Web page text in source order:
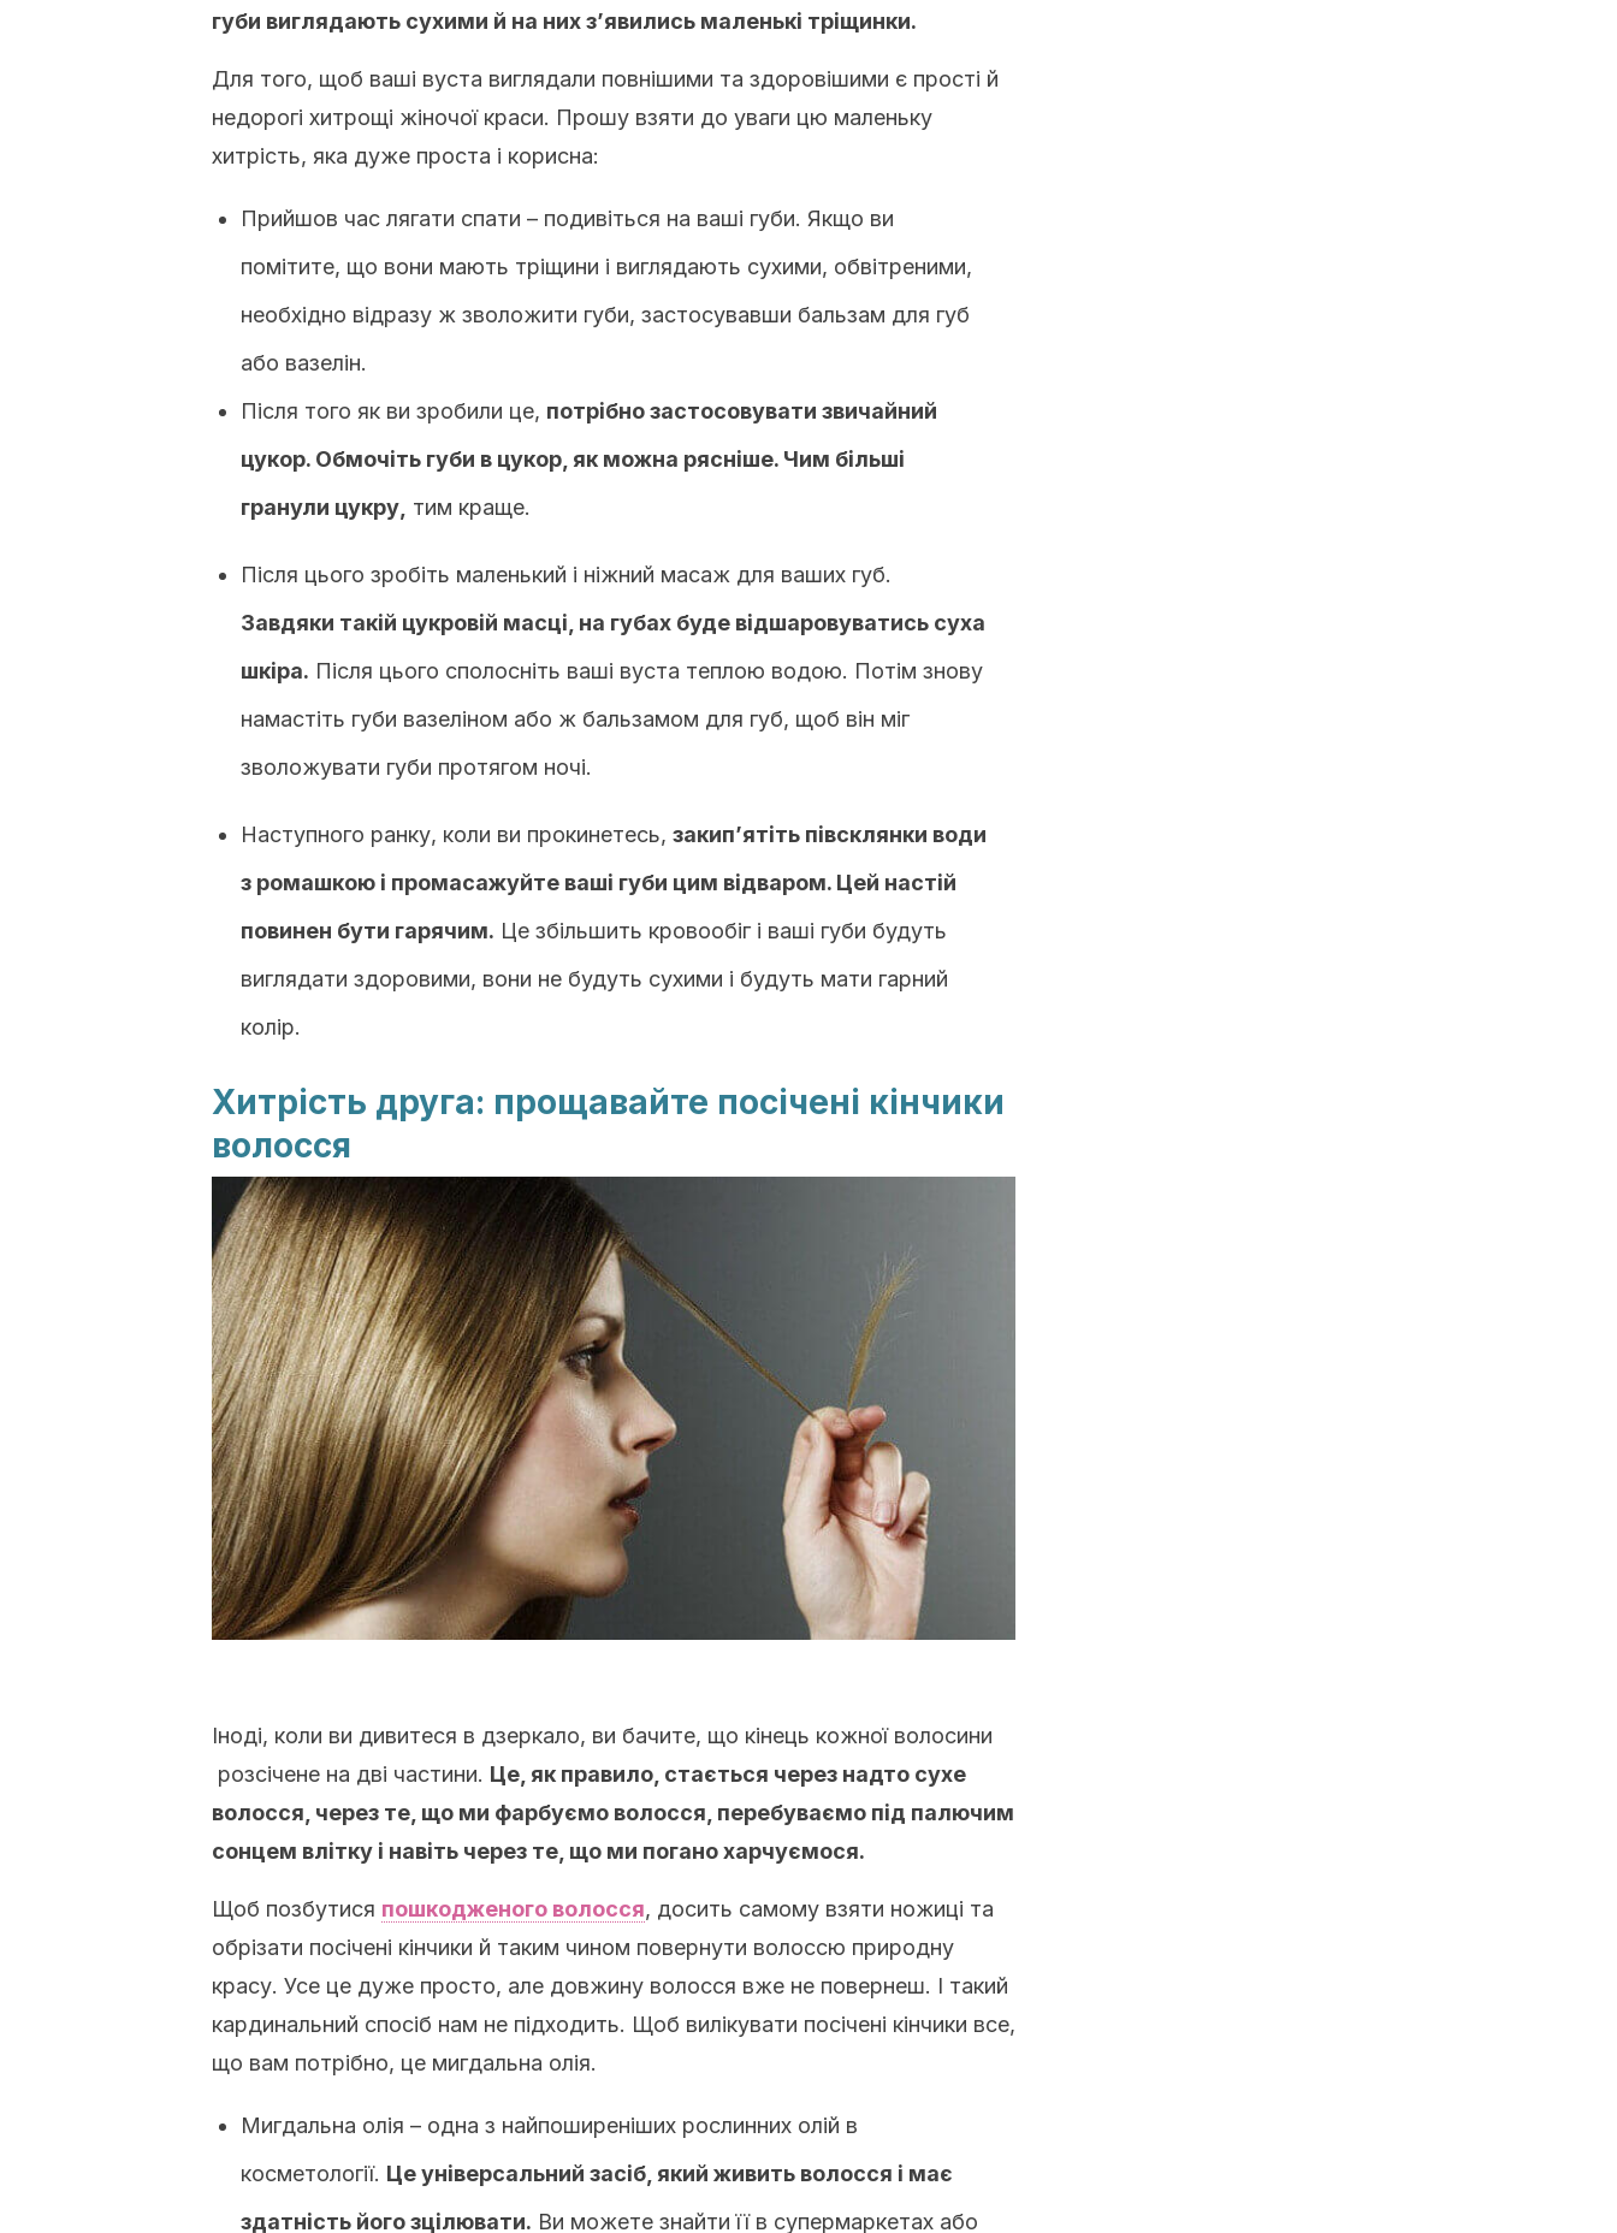
губи виглядають сухими й на них з’явились маленькі тріщинки.
Для того, щоб ваші вуста виглядали повнішими та здоровішими є прості й
недорогі хитрощі жіночої краси. Прошу взяти до уваги цю маленьку
хитрість, яка дуже проста і корисна:
Прийшов час лягати спати – подивіться на ваші губи. Якщо ви
помітите, що вони мають тріщини і виглядають сухими, обвітреними,
необхідно відразу ж зволожити губи, застосувавши бальзам для губ
або вазелін.
Після того як ви зробили це, потрібно застосовувати звичайний
цукор. Обмочіть губи в цукор, як можна рясніше. Чим більші
гранули цукру, тим краще.
Після цього зробіть маленький і ніжний масаж для ваших губ.
Завдяки такій цукровій масці, на губах буде відшаровуватись суха
шкіра. Після цього сполосніть ваші вуста теплою водою. Потім знову
намастіть губи вазеліном або ж бальзамом для губ, щоб він міг
зволожувати губи протягом ночі.
Наступного ранку, коли ви прокинетесь, закип’ятіть півсклянки води
з ромашкою і промасажуйте ваші губи цим відваром. Цей настій
повинен бути гарячим. Це збільшить кровообіг і ваші губи будуть
виглядати здоровими, вони не будуть сухими і будуть мати гарний
колір.
Хитрість друга: прощавайте посічені кінчики
волосся
Іноді, коли ви дивитеся в дзеркало, ви бачите, що кінець кожної волосини
розсічене на дві частини. Це, як правило, стається через надто сухе
волосся, через те, що ми фарбуємо волосся, перебуваємо під палючим
сонцем влітку і навіть через те, що ми погано харчуємося.
Щоб позбутися пошкодженого волосся, досить самому взяти ножиці та
обрізати посічені кінчики й таким чином повернути волоссю природну
красу. Усе це дуже просто, але довжину волосся вже не повернеш. І такий
кардинальний спосіб нам не підходить. Щоб вилікувати посічені кінчики все,
що вам потрібно, це мигдальна олія.
Мигдальна олія – одна з найпоширеніших рослинних олій в
косметології. Це універсальний засіб, який живить волосся і має
здатність його зцілювати. Ви можете знайти її в супермаркетах або